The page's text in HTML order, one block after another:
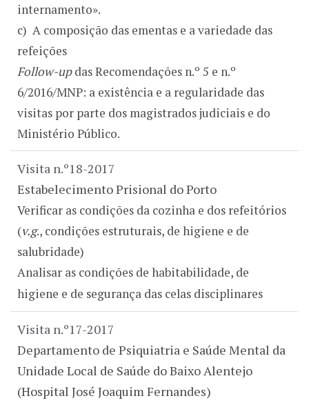
internamento».
c) A composição das ementas e a variedade das
refeições
Follow-updas Recomendações n.º 5 e n.º
6/2016/MNP: a existência e a regularidade das
visitas por parte dos magistrados judiciais e do
Ministério Público.
Visita n.º18-2017
Estabelecimento Prisional do Porto
Verificar as condições da cozinha e dos refeitórios
(v.g., condições estruturais, de higiene e de
salubridade)
Analisar as condições de habitabilidade, de
higiene e de segurança das celas disciplinares
Visita n.º17-2017
Departamento de Psiquiatria e Saúde Mental da
Unidade Local de Saúde do Baixo Alentejo
(Hospital José Joaquim Fernandes)